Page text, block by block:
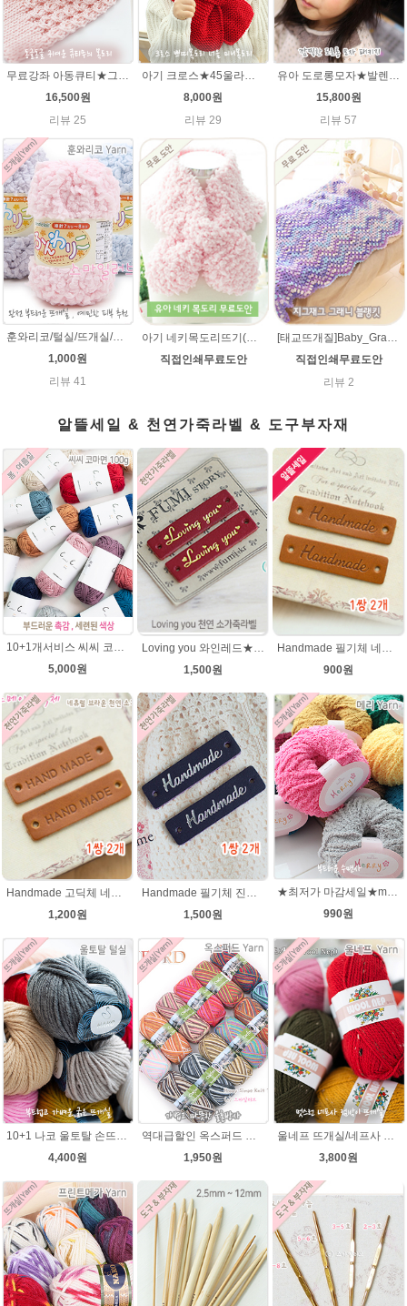
무료강좌 아동큐티★그레이스메리노울 뜨개실 유아목도리뜨기 뜨개질
16,500원
리뷰 25
아기 크로스★45울라인 목도리뜨기 쁘띠목도리 너음 미니목도리
8,000원
리뷰 29
유아 도로롱모자★발렌타인울 루피망고스타일 모자뜨개질
15,800원
리뷰 57
훈와리코/털실/뜨개실/뜨개질실/손뜨개실/목도리털실/뜨게실/뜨게질/손뜨개질실
1,000원
리뷰 41
직접인쇄무료도안
직접인쇄무료도안
리뷰 2
알뜰세일 & 천연가죽라벨 & 도구부자재
5,000원
Loving you 와인레드★금박 천연 소가죽라벨 러빙유
1,500원
Handmade 필기체 네츄럴브라운 천연 소가죽라벨 목도리 핸드메이드라벨
900원
1,200원
1,500원
990원
10+1 나코 울토탈 손뜨개 뜨개질 굵은뜨개실 나코메가 굵은털실(털실,뜨개질실) 동대문 뜨게실
4,400원
역대급할인 옥스퍼드 나염뜨개실 털실
1,950원
울네프 뜨개실/네프사 가볍고 부드러운 뜨개실
3,800원